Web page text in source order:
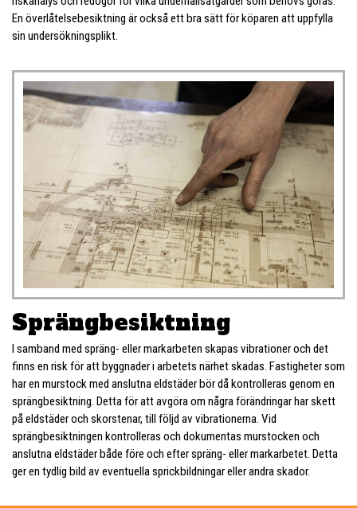
En överlåtelsebesiktning är också ett bra sätt för köparen att uppfylla
sin undersökningsplikt.
Sprängbesiktning
I samband med spräng- eller markarbeten skapas vibrationer och det
finns en risk för att byggnader i arbetets närhet skadas. Fastigheter som
har en murstock med anslutna eldstäder bör då kontrolleras genom en
sprängbesiktning. Detta för att avgöra om några förändringar har skett
på eldstäder och skorstenar, till följd av vibrationerna. Vid
sprängbesiktningen kontrolleras och dokumentas murstocken och
anslutna eldstäder både före och efter spräng- eller markarbetet. Detta
ger en tydlig bild av eventuella sprickbildningar eller andra skador.